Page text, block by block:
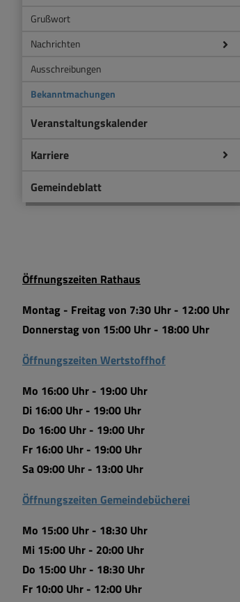
Grußwort
Nachrichten
Ausschreibungen
Bekanntmachungen
Veranstaltungskalender
Karriere
Gemeindeblatt
Öffnungszeiten Rathaus
Montag - Freitag von 7:30 Uhr - 12:00 Uhr
Donnerstag von 15:00 Uhr - 18:00 Uhr
Öffnungszeiten Wertstoffhof
Mo 16:00 Uhr - 19:00 Uhr
Di 16:00 Uhr - 19:00 Uhr
Do 16:00 Uhr - 19:00 Uhr
Fr 16:00 Uhr - 19:00 Uhr
Sa 09:00 Uhr - 13:00 Uhr
Öffnungszeiten Gemeindebücherei
Mo 15:00 Uhr - 18:30 Uhr
Mi 15:00 Uhr - 20:00 Uhr
Do 15:00 Uhr - 18:30 Uhr
Fr 10:00 Uhr - 12:00 Uhr